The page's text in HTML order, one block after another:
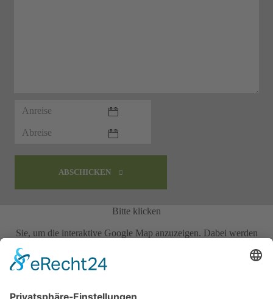
ABSCHICKEN
Bitte klicken
Sie, um die interaktive Google Map anzuzeigen. Dabei werden
personenbezogene Daten wie Ihre IP-Adresse an Google in den USA